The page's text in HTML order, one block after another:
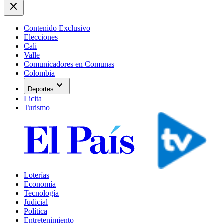
close
Contenido Exclusivo
Elecciones
Cali
Valle
Comunicadores en Comunas
Colombia
Deportes expand_more
Licita
Turismo
Loterías
Economía
Tecnología
Judicial
Política
Entretenimiento